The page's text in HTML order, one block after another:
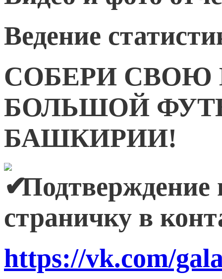
Ведение
СОБЕРИ СВОЮ
БОЛЬШОЙ
БАШКИРИИ!
Подтверждение
страничку в
https://vk.com/